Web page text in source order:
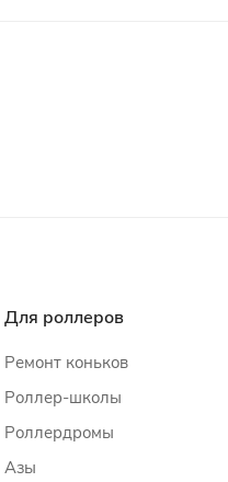
Для роллеров
Ремонт коньков
Роллер-школы
Роллердромы
Азы